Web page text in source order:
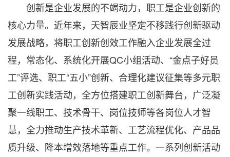
创新是企业发展的不竭动力，职工是企业创新的
核心力量。近年来，天智辰业坚定不移践行创新驱动
发展战略，将职工创新创效工作融入企业发展全过
程，常态化、系统化开展QC小组活动、“金点子好员
工”评选、职工“五小”创新、合理化建议征集等多元职
工创新实践活动，全方位搭建职工创新舞台，广泛凝
聚一线职工、技术骨干、岗位技师等各岗位人才智
慧，全力推动生产技术革新、工艺流程优化、产品品
质升级、降本增效落地等重点工作。一系列创新活动